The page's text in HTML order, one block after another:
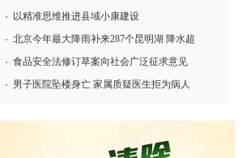
以精准思维推进县域小康建设
北京今年最大降雨补来287个昆明湖 降水超
食品安全法修订草案向社会广泛征求意见
男子医院坠楼身亡 家属质疑医生拒为病人